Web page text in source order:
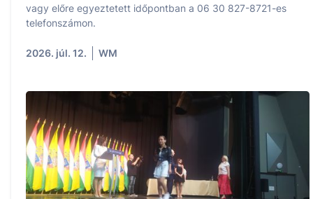
vagy előre egyeztetett időpontban a 06 30 827-8721-es
telefonszámon.
2026. júl. 12. WM